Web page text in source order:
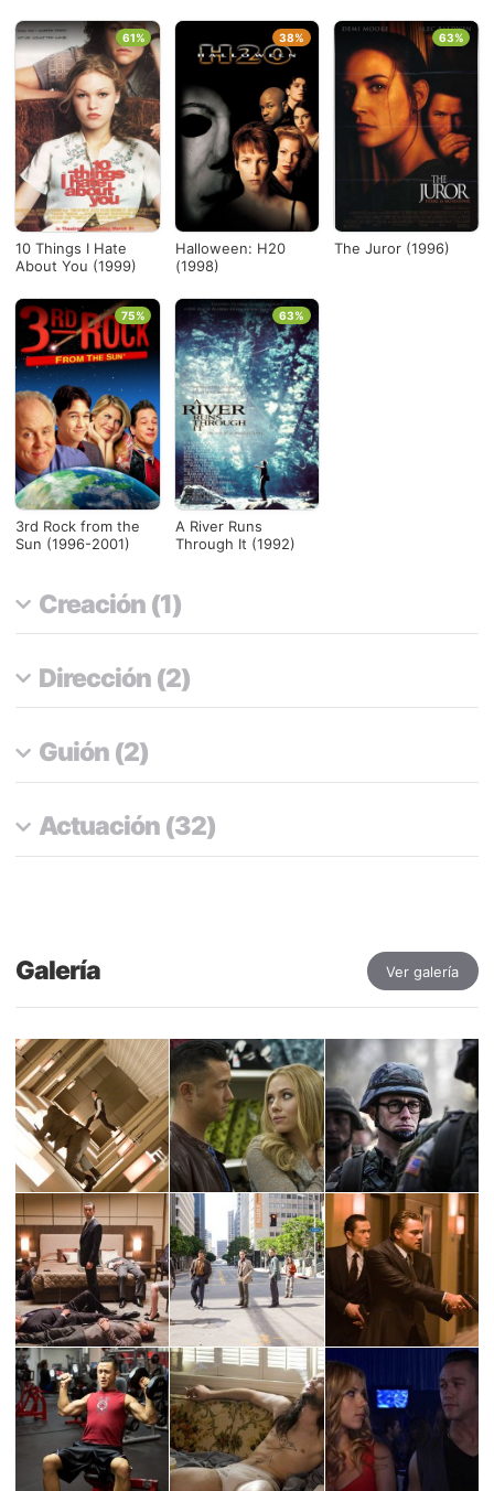
10 Things I Hate
About You (1999)
61%
Halloween: H20
(1998)
38%
The Juror (1996)
63%
3rd Rock from the
Sun (1996-2001)
75%
A River Runs
Through It (1992)
63%
Creación (1)
Dirección (2)
Guión (2)
Actuación (32)
Galería Ver galería